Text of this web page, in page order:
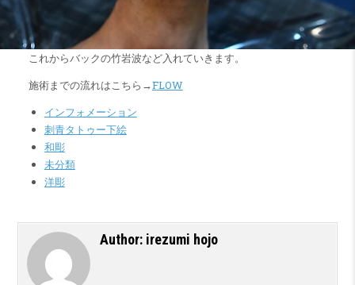
これからバックの竹岩波など入れていきます。
施術までの流れはこちら→FLOW
インフォメーション
刺青タトゥー下絵
和彫
未分類
洋彫
Author: irezumi hojo